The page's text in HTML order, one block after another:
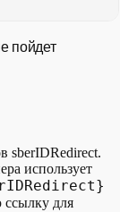
пойдет
sberIDRedirect.
использует
для